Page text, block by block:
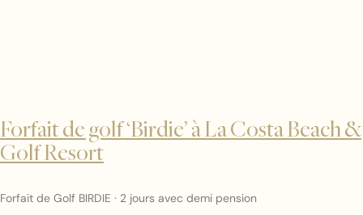
Forfait de golf ‘Birdie’ à La Costa Beach &
Golf Resort
Forfait de Golf BIRDIE · 2 jours avec demi pension